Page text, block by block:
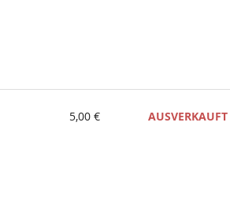
5,00 € AUSVERKAUFT